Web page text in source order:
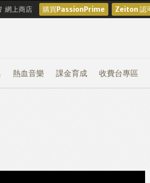
網上商店 購買PassionPrime Zeiton 認
熱血音樂 課金育成 收費台專區